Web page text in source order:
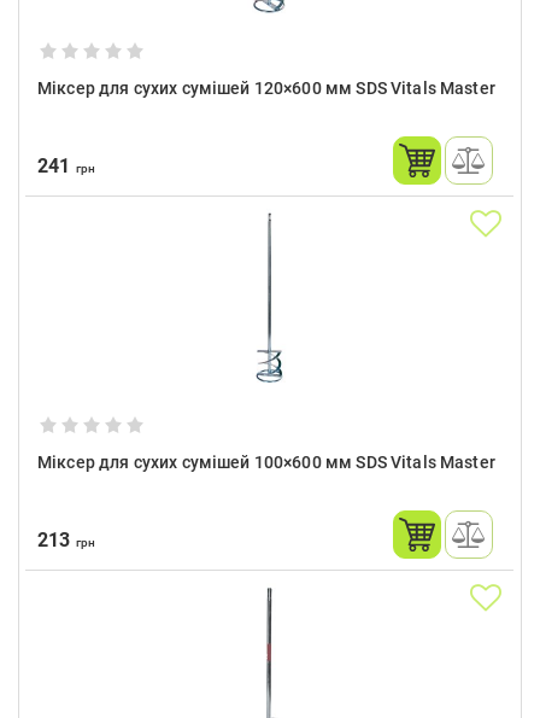
Міксер для сухих сумішей 120×600 мм SDS Vitals Master
241 грн
Міксер для сухих сумішей 100×600 мм SDS Vitals Master
213 грн